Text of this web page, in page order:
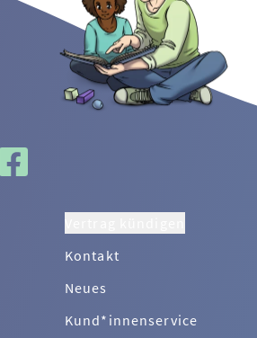
Kontakt
Neues
Kund*innenservice